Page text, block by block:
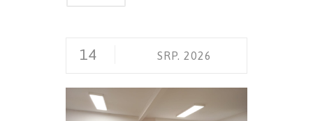
14 SRP. 2026